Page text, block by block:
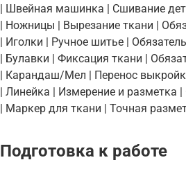
| Швейная машинка | Сшивание
| Ножницы | Вырезание ткани |
| Иголки | Ручное шитье |
| Булавки | Фиксация ткани |
| Карандаш/Мел | Перенос
| Линейка | Измерение и разметка |
| Маркер для ткани | Точная
Подготовка к работе